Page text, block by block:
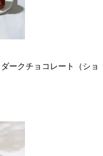
ークチョコレート（ショ